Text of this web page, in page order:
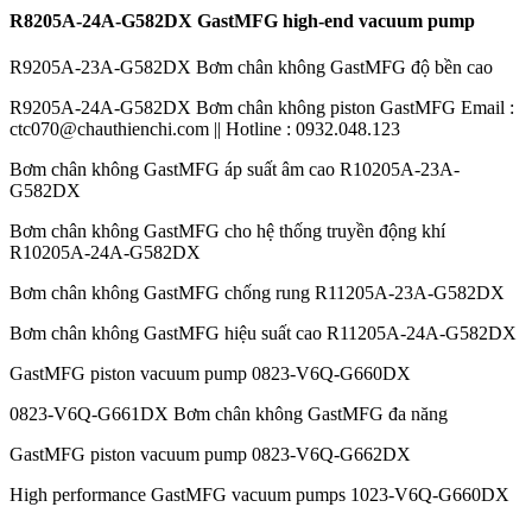
R8205A-24A-G582DX GastMFG high-end vacuum pump
R9205A-23A-G582DX Bơm chân không GastMFG độ bền cao
R9205A-24A-G582DX Bơm chân không piston GastMFG Email :
ctc070@chauthienchi.com || Hotline : 0932.048.123
Bơm chân không GastMFG áp suất âm cao R10205A-23A-
G582DX
Bơm chân không GastMFG cho hệ thống truyền động khí
R10205A-24A-G582DX
Bơm chân không GastMFG chống rung R11205A-23A-G582DX
Bơm chân không GastMFG hiệu suất cao R11205A-24A-G582DX
GastMFG piston vacuum pump 0823-V6Q-G660DX
0823-V6Q-G661DX Bơm chân không GastMFG đa năng
GastMFG piston vacuum pump 0823-V6Q-G662DX
High performance GastMFG vacuum pumps 1023-V6Q-G660DX